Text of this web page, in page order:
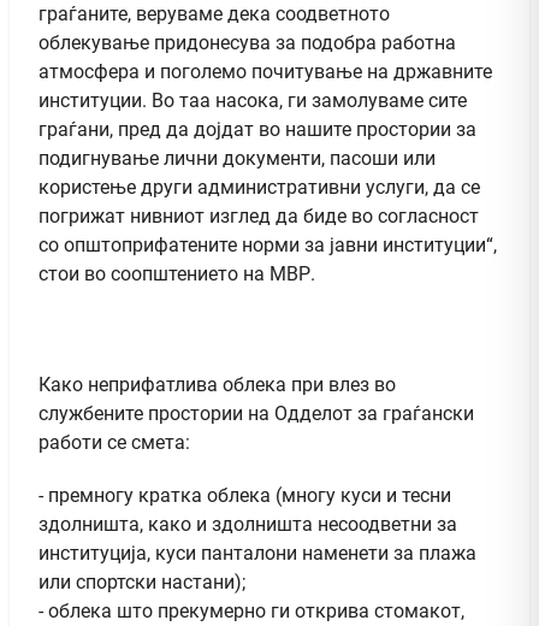
граѓаните, веруваме дека соодветното
облекување придонесува за подобра работна
атмосфера и поголемо почитување на државните
институции. Во таа насока, ги замолуваме сите
граѓани, пред да дојдат во нашите простории за
подигнување лични документи, пасоши или
користење други административни услуги, да се
погрижат нивниот изглед да биде во согласност
со општоприфатените норми за јавни институции“,
стои во соопштението на МВР.
Како неприфатлива облека при влез во
службените простории на Одделот за граѓански
работи се смета:
- премногу кратка облека (многу куси и тесни
здолништа, како и здолништа несоодветни за
институција, куси панталони наменети за плажа
или спортски настани);
- облека што прекумерно ги открива стомакот,